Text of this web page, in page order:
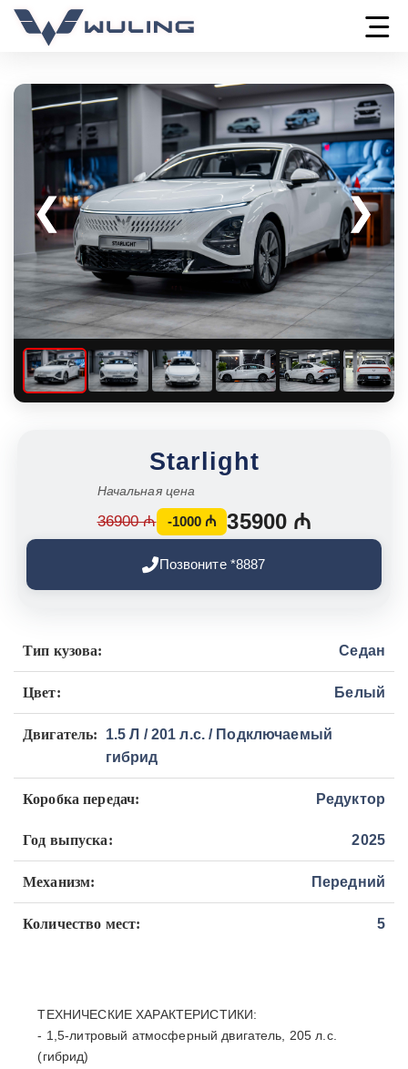
❮ ❯
❮ ❯
Starlight
Начальная цена
36900 ₼ -1000 ₼ 35900 ₼
Позвоните *8887
Тип кузова: Седан
Цвет: Белый
Двигатель:
1.5 Л / 201 л.с. / Подключаемый
гибрид
Коробка передач: Редуктор
Год выпуска: 2025
Механизм: Передний
Количество мест: 5
ТЕХНИЧЕСКИЕ ХАРАКТЕРИСТИКИ:
- 1,5-литровый атмосферный двигатель, 205 л.с.
(гибрид)